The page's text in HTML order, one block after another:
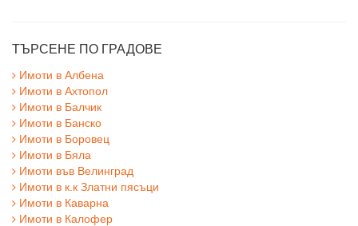
ТЪРСЕНЕ ПО ГРАДОВЕ
Имоти в Албена
Имоти в Ахтопол
Имоти в Балчик
Имоти в Банско
Имоти в Боровец
Имоти в Бяла
Имоти във Велинград
Имоти в к.к Златни пясъци
Имоти в Каварна
Имоти в Калофер